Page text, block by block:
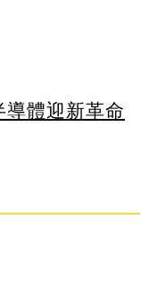
體迎新革命